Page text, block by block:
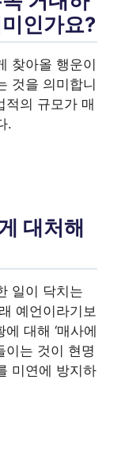
인가요?
찾아올 행운이
것을 의미합니
적의 규모가 매
.
대처해
일이 닥치는
예언이라기보
대해 ‘매사에
이는 것이 현명
미연에 방지하